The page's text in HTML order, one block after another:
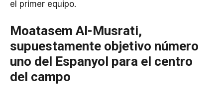
el primer equipo.
Moatasem Al-Musrati,
supuestamente objetivo número
uno del Espanyol para el centro
del campo